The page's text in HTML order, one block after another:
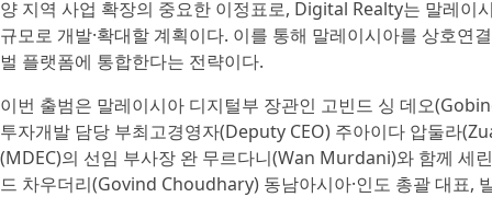
양 지역 사업 확장의 중요한 이정표로, Digital Realty는 말레이
규모로 개발·확대할 계획이다. 이를 통해 말레이시아를 상호
벌 플랫폼에 통합한다는 전략이다.
이번 출범은 말레이시아 디지털부 장관인 고빈드 싱 데오
투자개발 담당 부최고경영자(Deputy CEO) 주아이다 압둘라
(MDEC)의 선임 부사장 완 무르다니(Wan Murdani)와 함께 세
드 차우더리(Govind Choudhary) 동남아시아·인도 총괄 대표,